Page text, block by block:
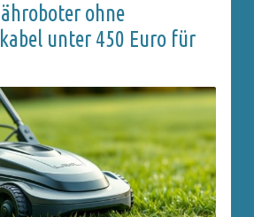
ohne
unter 450 Euro für